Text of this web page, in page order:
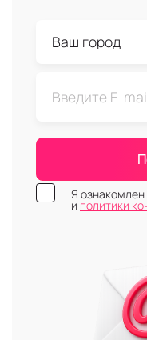
Я ознакомлен
и политики